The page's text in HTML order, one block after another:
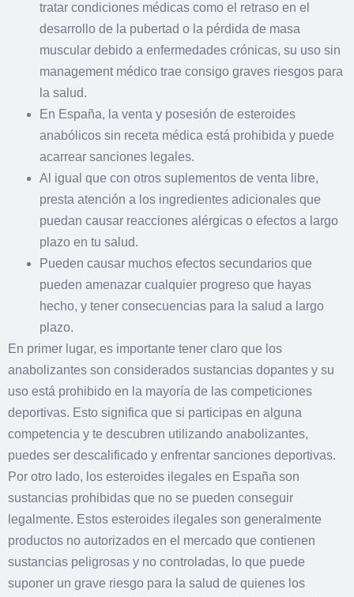
tratar condiciones médicas como el retraso en el
desarrollo de la pubertad o la pérdida de masa
muscular debido a enfermedades crónicas, su uso sin
management médico trae consigo graves riesgos para
la salud.
En España, la venta y posesión de esteroides
anabólicos sin receta médica está prohibida y puede
acarrear sanciones legales.
Al igual que con otros suplementos de venta libre,
presta atención a los ingredientes adicionales que
puedan causar reacciones alérgicas o efectos a largo
plazo en tu salud.
Pueden causar muchos efectos secundarios que
pueden amenazar cualquier progreso que hayas
hecho, y tener consecuencias para la salud a largo
plazo.
En primer lugar, es importante tener claro que los
anabolizantes son considerados sustancias dopantes y su
uso está prohibido en la mayoría de las competiciones
deportivas. Esto significa que si participas en alguna
competencia y te descubren utilizando anabolizantes,
puedes ser descalificado y enfrentar sanciones deportivas.
Por otro lado, los esteroides ilegales en España son
sustancias prohibidas que no se pueden conseguir
legalmente. Estos esteroides ilegales son generalmente
productos no autorizados en el mercado que contienen
sustancias peligrosas y no controladas, lo que puede
suponer un grave riesgo para la salud de quienes los